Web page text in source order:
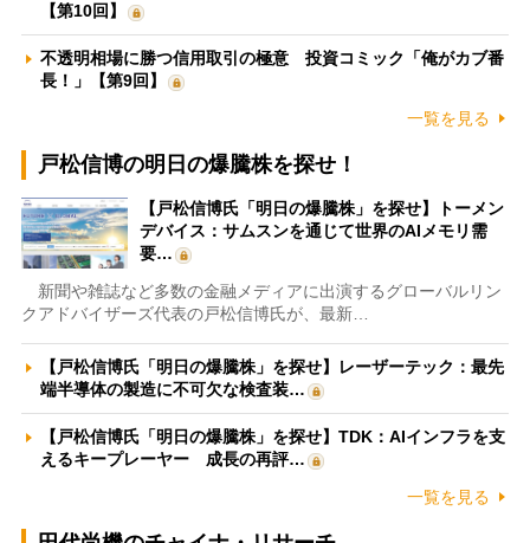
【第10回】
不透明相場に勝つ信用取引の極意 投資コミック「俺がカブ番
長！」【第9回】
一覧を見る
戸松信博の明日の爆騰株を探せ！
【戸松信博氏「明日の爆騰株」を探せ】トーメン
デバイス：サムスンを通じて世界のAIメモリ需
要…
新聞や雑誌など多数の金融メディアに出演するグローバルリン
クアドバイザーズ代表の戸松信博氏が、最新…
【戸松信博氏「明日の爆騰株」を探せ】レーザーテック：最先
端半導体の製造に不可欠な検査装…
【戸松信博氏「明日の爆騰株」を探せ】TDK：AIインフラを支
えるキープレーヤー 成長の再評…
一覧を見る